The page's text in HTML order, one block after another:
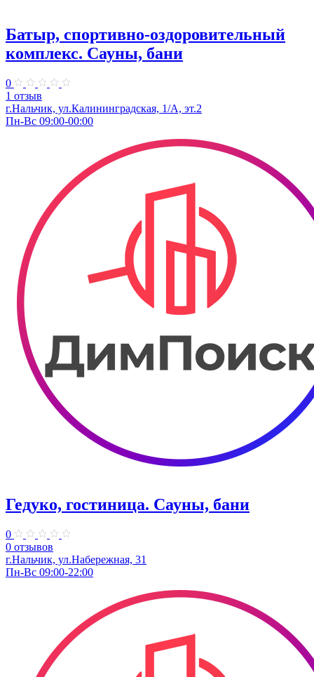
Батыр, спортивно-оздоровительный
комплекс. Сауны, бани
0
1 отзыв
г.Нальчик, ул.​Калининградская, 1/А​, эт.2
Пн-Вс 09:00-00:00
Гедуко, гостиница. Сауны, бани
0
0 отзывов
г.Нальчик, ул.Набережная, 31
Пн-Вс 09:00-22:00